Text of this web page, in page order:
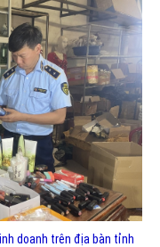
doanh trên địa bàn tỉnh